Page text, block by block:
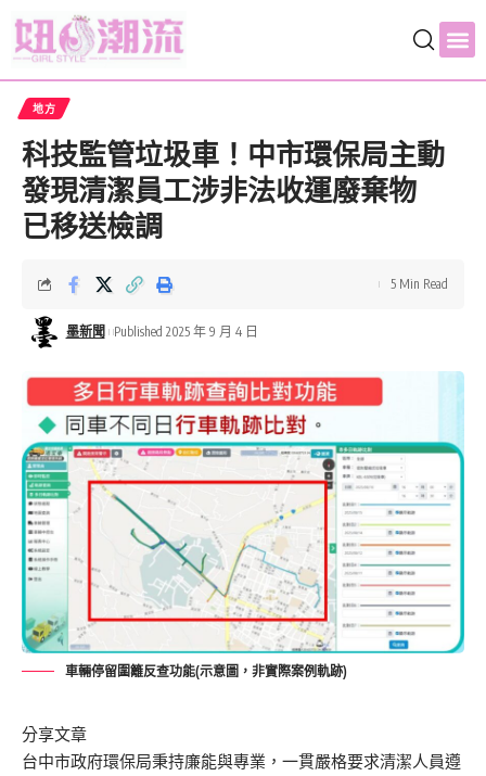
地方
科技監管垃圾車！中市環保局主動
發現清潔員工涉非法收運廢棄物
已移送檢調
墨新聞 Published 2025 年 9 月 4 日
5 Min Read
車輛停留圍籬反查功能(示意圖，非實際案例軌跡)
分享文章
台中市政府環保局秉持廉能與專業，一貫嚴格要求清潔人員遵